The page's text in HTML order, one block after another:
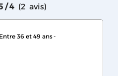
/ 4 (2 avis)
Entre 36 et 49 ans